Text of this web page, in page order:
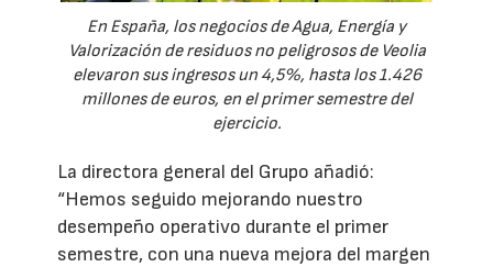
En España, los negocios de Agua, Energía y
Valorización de residuos no peligrosos de Veolia
elevaron sus ingresos un 4,5%, hasta los 1.426
millones de euros, en el primer semestre del
ejercicio.
La directora general del Grupo añadió:
“Hemos seguido mejorando nuestro
desempeño operativo durante el primer
semestre, con una nueva mejora del margen